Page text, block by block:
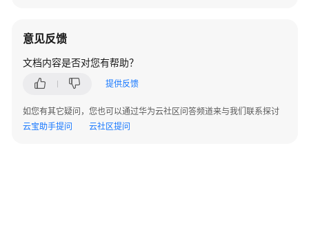
（HCPN）
合
作
伴
发
意见反馈
文档内容是否对您有帮助？
提供反馈
如您有其它疑问，您也可以通过华为云社区问答频道来与我们联系探讨
云宝助手提问
云社区提问